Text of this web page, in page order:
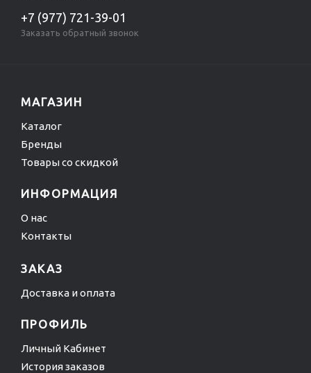
+7 (977) 721-39-01
Заказать обратный звонок
МАГАЗИН
Каталог
Бренды
Товары со скидкой
ИНФОРМАЦИЯ
О нас
Контакты
ЗАКАЗ
Доставка и оплата
ПРОФИЛЬ
Личный Кабинет
История заказов